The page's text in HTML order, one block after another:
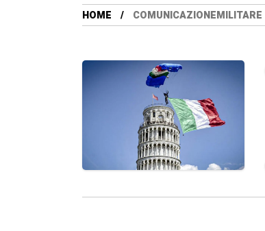
HOME COMUNICAZIONEMILITARE